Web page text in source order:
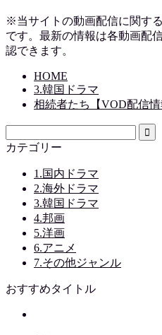
※当サイトの動画配信に関す
です。最新の情報は各動画配
認できます。
HOME
3.韓国ドラマ
相続者たち【VOD配信情
カテゴリー
1.国内ドラマ
2.海外ドラマ
3.韓国ドラマ
4.邦画
5.洋画
6.アニメ
7.その他ジャンル
おすすめタイトル